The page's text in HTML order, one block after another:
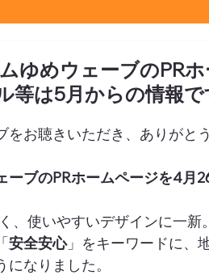
ゆめウェーブのPR
等は5月からの情報で
お聴きいただき、ありがと
ーブのPRホームページを4月
、使いやすいデザインに一新。
安全安心」をキーワードに、
なりました。